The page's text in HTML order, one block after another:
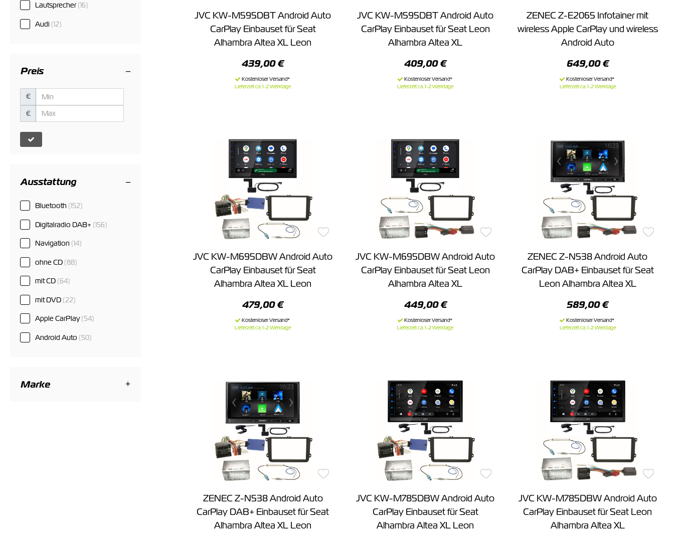
Lautsprecher(16)
Audi (12)
Preis
€
€
Ausstattung
Bluetooth (152)
Digitalradio DAB+ (156)
Navigation (14)
ohne CD (88)
mit CD (64)
mit DVD (22)
Apple CarPlay(54)
Android Auto (50)
Marke
JVC KW-M595DBT Android Auto
CarPlay Einbauset für Seat
Alhambra Altea XL Leon
439,00 €
Lieferzeit ca. 1-2 Werktage
JVC KW-M595DBT Android Auto
CarPlay Einbauset für Seat Leon
Alhambra Altea XL
409,00 €
Lieferzeit ca. 1-2 Werktage
ZENEC Z-E2065 Infotainer mit
wireless Apple CarPlay und wireless
Android Auto
649,00 €
Lieferzeit ca. 1-2 Werktage
JVC KW-M695DBW Android Auto
CarPlay Einbauset für Seat
Alhambra Altea XL Leon
479,00 €
Lieferzeit ca. 1-2 Werktage
JVC KW-M695DBW Android Auto
CarPlay Einbauset für Seat Leon
Alhambra Altea XL
449,00 €
Lieferzeit ca. 1-2 Werktage
ZENEC Z-N538 Android Auto
CarPlay DAB+ Einbauset für Seat
Leon Alhambra Altea XL
589,00 €
Lieferzeit ca. 1-2 Werktage
ZENEC Z-N538 Android Auto
CarPlay DAB+ Einbauset für Seat
Alhambra Altea XL Leon
JVC KW-M785DBW Android Auto
CarPlay Einbauset für Seat
Alhambra Altea XL Leon
JVC KW-M785DBW Android Auto
CarPlay Einbauset für Seat Leon
Alhambra Altea XL